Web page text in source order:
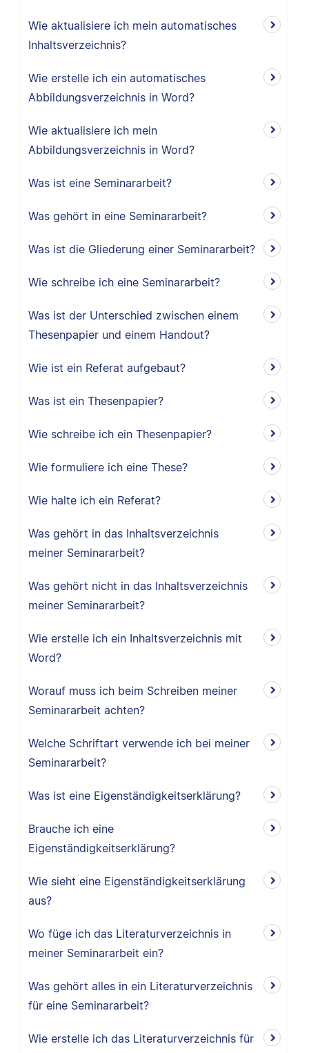
Wie aktualisiere ich mein automatisches
Inhaltsverzeichnis?
Wie erstelle ich ein automatisches
Abbildungsverzeichnis in Word?
Wie aktualisiere ich mein
Abbildungsverzeichnis in Word?
Was ist eine Seminararbeit?
Was gehört in eine Seminararbeit?
Was ist die Gliederung einer Seminararbeit?
Wie schreibe ich eine Seminararbeit?
Was ist der Unterschied zwischen einem
Thesenpapier und einem Handout?
Wie ist ein Referat aufgebaut?
Was ist ein Thesenpapier?
Wie schreibe ich ein Thesenpapier?
Wie formuliere ich eine These?
Wie halte ich ein Referat?
Was gehört in das Inhaltsverzeichnis
meiner Seminararbeit?
Was gehört nicht in das Inhaltsverzeichnis
meiner Seminararbeit?
Wie erstelle ich ein Inhaltsverzeichnis mit
Word?
Worauf muss ich beim Schreiben meiner
Seminararbeit achten?
Welche Schriftart verwende ich bei meiner
Seminararbeit?
Was ist eine Eigenständigkeitserklärung?
Brauche ich eine
Eigenständigkeitserklärung?
Wie sieht eine Eigenständigkeitserklärung
aus?
Wo füge ich das Literaturverzeichnis in
meiner Seminararbeit ein?
Was gehört alles in ein Literaturverzeichnis
für eine Seminararbeit?
Wie erstelle ich das Literaturverzeichnis für